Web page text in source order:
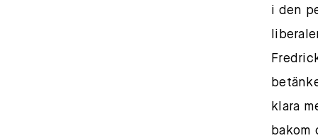
i den
klara
bakom